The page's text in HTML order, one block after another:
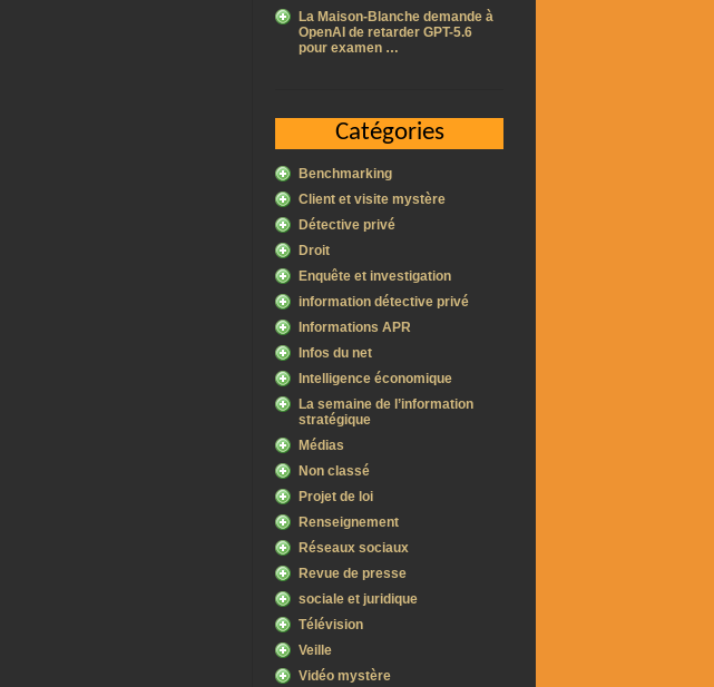
La Maison-Blanche demande à
OpenAI de retarder GPT-5.6
pour examen …
Catégories
Benchmarking
Client et visite mystère
Détective privé
Droit
Enquête et investigation
information détective privé
Informations APR
Infos du net
Intelligence économique
La semaine de l’information
stratégique
Médias
Non classé
Projet de loi
Renseignement
Réseaux sociaux
Revue de presse
sociale et juridique
Télévision
Veille
Vidéo mystère